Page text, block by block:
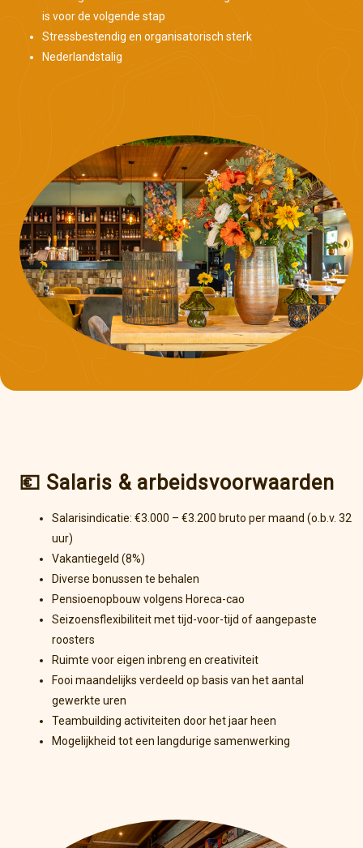
is voor de volgende stap
Stressbestendig en organisatorisch sterk
Nederlandstalig
💶 Salaris & arbeidsvoorwaarden
Salarisindicatie: €3.000 – €3.200 bruto per maand (o.b.v. 32
uur)
Vakantiegeld (8%)
Diverse bonussen te behalen
Pensioenopbouw volgens Horeca-cao
Seizoensflexibiliteit met tijd-voor-tijd of aangepaste
roosters
Ruimte voor eigen inbreng en creativiteit
Fooi maandelijks verdeeld op basis van het aantal
gewerkte uren
Teambuilding activiteiten door het jaar heen
Mogelijkheid tot een langdurige samenwerking